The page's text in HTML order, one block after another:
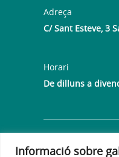
Informació sobre
Adreça
C/ Sant Esteve, 3
Horari
De dilluns a